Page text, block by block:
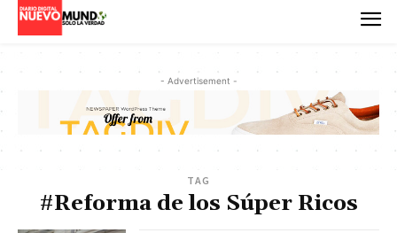
- Advertisement -
TAG
#Reforma de los Súper Ricos